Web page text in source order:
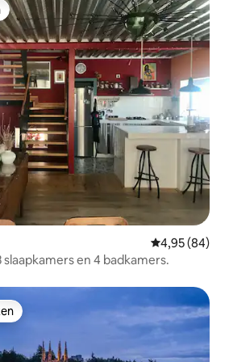
Gemiddelde
4,95 (84)
slaapkamers en 4 badkamers.